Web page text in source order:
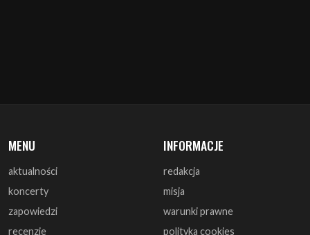
MENU
aktualności
koncerty
zapowiedzi
recenzje
INFORMACJE
redakcja
misja
warunki prawne
polityka cookies